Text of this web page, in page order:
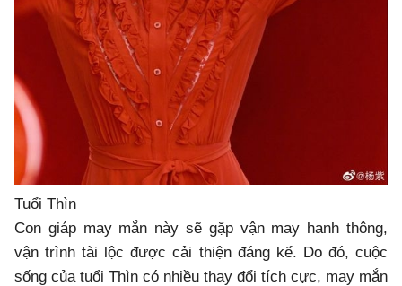
Tuổi Thìn
Con giáp may mắn này sẽ gặp vận may hanh thông,
vận trình tài lộc được cải thiện đáng kể. Do đó, cuộc
sống của tuổi Thìn có nhiều thay đổi tích cực, may mắn